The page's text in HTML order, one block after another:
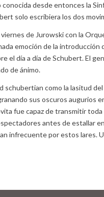
desde entonces la
solo escribiera los dos
de Jurowski con la
emoción de la
día a día de Schubert. El
de ánimo.
como la lasitud
sus oscuros augurios
fue capaz de transmitir
antes de estallar
infrecuente por estos lares.